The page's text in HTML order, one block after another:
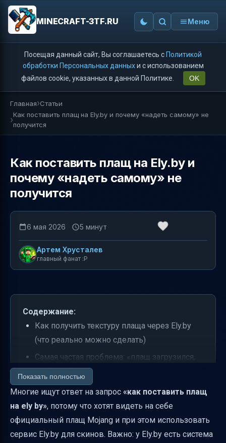
MINECRAFT-3TF.RU Меню
Посещая данный сайт, Вы соглашаетесь с Политикой
обработки Персональных данныхи с использованием
файлов cookie, указанных в данной Политике.
OK
Главная Статьи
Как поставить плащ на Ely.by и почему «надеть самому» не
получится
Как поставить плащ на Ely.by и
почему «надеть самому» не
получится
6 мая 2026 5 минут
Артем Хрусталев
главный фанат :P
Содержание:
Как получить текстуру плаща через Ely.by
(что реально можно сделать)
Самая частая проблема: «плащ загрузился,
но не отображается»
Пример корректного подхода: получать
текстуры и отдавать их клиенту
Почему “официальные плащи” и Ely.by — не
одно и то же
Показать полностью
Многие ищут ответ на запрос «как поставить плащ
на ely by», потому что хотят видеть на себе
официальный плащ Mojang и при этом использовать
сервис Ely.by для скинов. Важно: у Ely.by есть система